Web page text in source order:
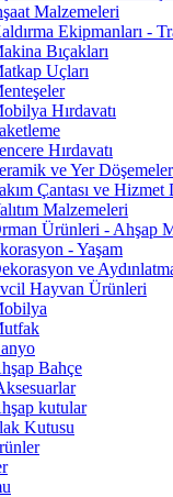
Malzemeleri
Ekipmanları -
Bıçakları
Uçları
Hırdavatı
Hırdavatı
ve Yer
Çantası ve Hizmet
Malzemeleri
Ürünleri - Ahşap
- Yaşam
ve
Hayvan Ürünleri
Bahçe
kutular
Kutusu